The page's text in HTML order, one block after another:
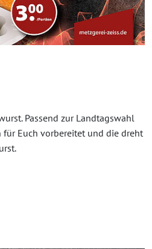
Passend zur Landtagswahl
Euch vorbereitet und die dreht